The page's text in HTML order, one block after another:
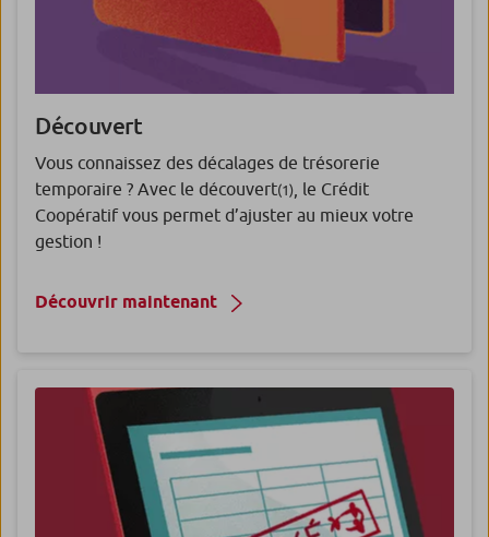
Découvert
Vous connaissez des décalages de trésorerie
temporaire ? Avec le découvert(1) , le Crédit
Coopératif vous permet d’ajuster au mieux votre
gestion !
Découvrir maintenant